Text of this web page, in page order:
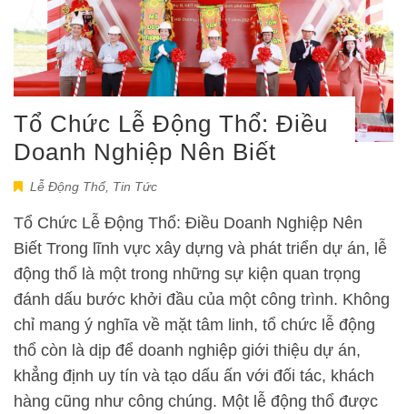
Tổ Chức Lễ Động Thổ: Điều
Doanh Nghiệp Nên Biết
Lễ Động Thổ, Tin Tức
Tổ Chức Lễ Động Thổ: Điều Doanh Nghiệp Nên
Biết Trong lĩnh vực xây dựng và phát triển dự án, lễ
động thổ là một trong những sự kiện quan trọng
đánh dấu bước khởi đầu của một công trình. Không
chỉ mang ý nghĩa về mặt tâm linh, tổ chức lễ động
thổ còn là dịp để doanh nghiệp giới thiệu dự án,
khẳng định uy tín và tạo dấu ấn với đối tác, khách
hàng cũng như công chúng. Một lễ động thổ được